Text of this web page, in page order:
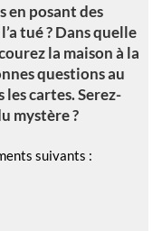
en posant des
tué ? Dans quelle
la maison à la
questions au
cartes. Serez-
mystère ?
suivants :